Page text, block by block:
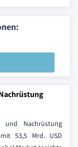
Nachrüstung
53,5 Mrd. USD